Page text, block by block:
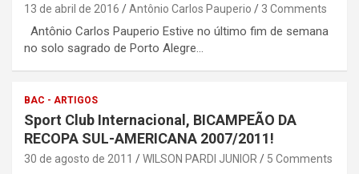
13 de abril de 2016 Antônio Carlos Pauperio 3 Comments
Antônio Carlos Pauperio Estive no último fim de semana
no solo sagrado de Porto Alegre…
BAC - ARTIGOS
Sport Club Internacional, BICAMPEÃO DA
RECOPA SUL-AMERICANA 2007/2011!
30 de agosto de 2011 WILSON PARDI JUNIOR 5 Comments